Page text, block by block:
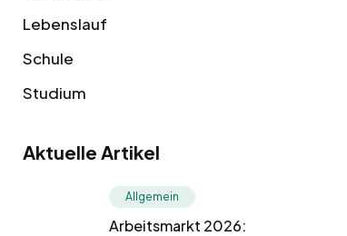
Lebenslauf
Schule
Studium
Aktuelle Artikel
Allgemein
Arbeitsmarkt 2026: